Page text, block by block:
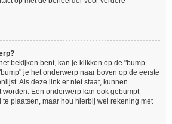
bekijken bent, kan je klikken op de "bump
je het onderwerp naar boven op de eerste
Als deze link er niet staat, kunnen
Een onderwerp kan ook gebumpt
plaatsen, maar hou hierbij wel rekening met